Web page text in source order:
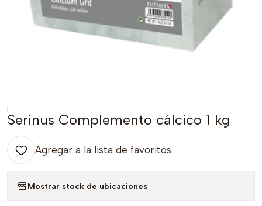
Serinus Complemento cálcico 1 kg
Agregar a la lista de favoritos
Mostrar stock de ubicaciones